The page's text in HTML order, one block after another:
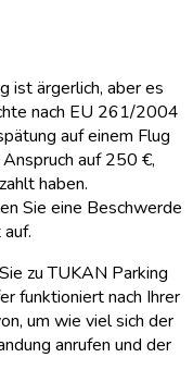
ist ärgerlich, aber es
nach EU 261/2004
auf einem Flug
auf 250 €,
haben.
Sie eine Beschwerde
zu TUKAN Parking
funktioniert nach Ihrer
um wie viel sich der
anrufen und der